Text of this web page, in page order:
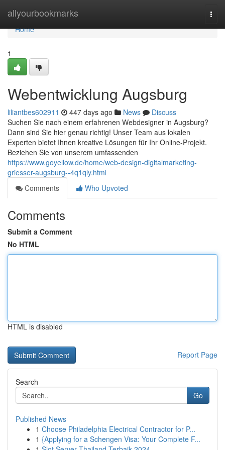
allyourbookmarks
Home
Home
1
Webentwicklung Augsburg
liliantbes602911 447 days ago News
Discuss
Suchen Sie nach einem erfahrenen Webdesigner in Augsburg?
Dann sind Sie hier genau richtig! Unser Team aus lokalen
Experten bietet Ihnen kreative Lösungen für Ihr Online-Projekt.
Beziehen Sie von unserem umfassenden
https://www.goyellow.de/home/web-design-digitalmarketing-
griesser-augsburg--4q1qly.html
Comments
Who Upvoted
Comments
Submit a Comment
No HTML
HTML is disabled
Report Page
Search
Go
Published News
1 Choose Philadelphia Electrical Contractor for P...
1 {Applying for a Schengen Visa: Your Complete F...